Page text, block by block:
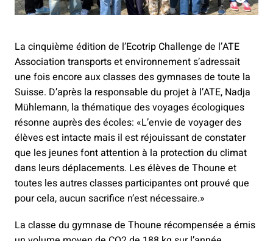
La cinquième édition de l’Ecotrip Challenge de l’ATE
Association transports et environnement s’adressait
une fois encore aux classes des gymnases de toute la
Suisse. D’après la responsable du projet à l’ATE, Nadja
Mühlemann, la thématique des voyages écologiques
résonne auprès des écoles: «L’envie de voyager des
élèves est intacte mais il est réjouissant de constater
que les jeunes font attention à la protection du climat
dans leurs déplacements. Les élèves de Thoune et
toutes les autres classes participantes ont prouvé que
pour cela, aucun sacrifice n’est nécessaire.»
La classe du gymnase de Thoune récompensée a émis